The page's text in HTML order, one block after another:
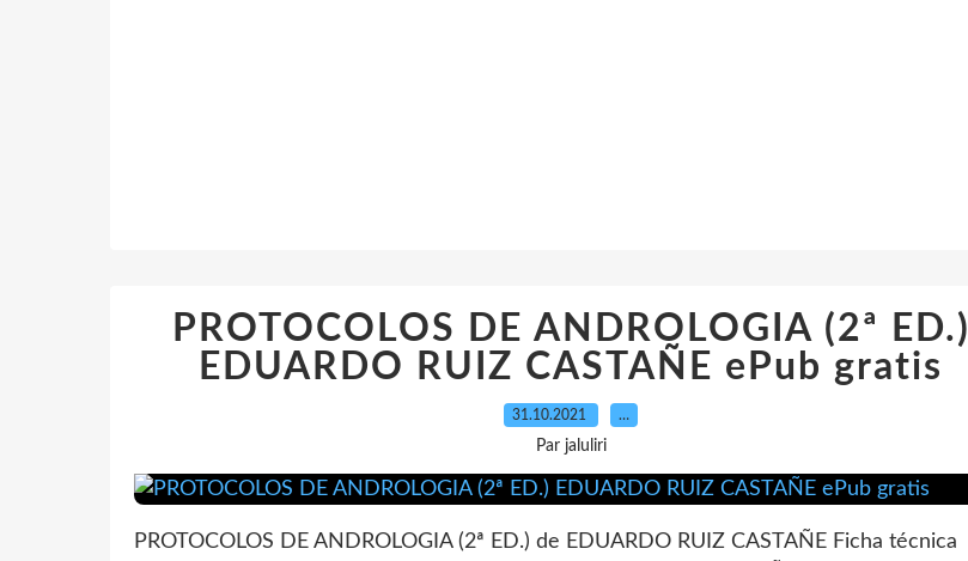
PROTOCOLOS DE ANDROLOGIA (2ª ED.)
EDUARDO RUIZ CASTAÑE ePub gratis
31.10.2021 …
Par jaluliri
PROTOCOLOS DE ANDROLOGIA (2ª ED.) de EDUARDO RUIZ CASTAÑE Ficha técnica